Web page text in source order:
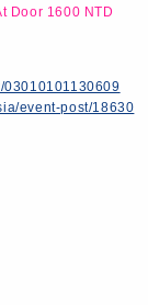
Door 1600 NTD
03010101130609
event-post/18630